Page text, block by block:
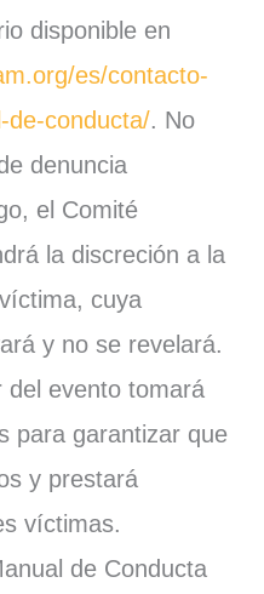
disponible en
es/contacto-
de-conducta/. No
denuncia
el Comité
la discreción a la
cuya
y no se revelará.
del evento tomará
para garantizar que
y prestará
víctimas.
de Conducta